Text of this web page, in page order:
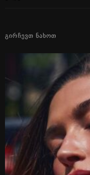
ᲒᲘᲠᲩᲔᲕᲗ ᲜᲐᲮᲝᲗ